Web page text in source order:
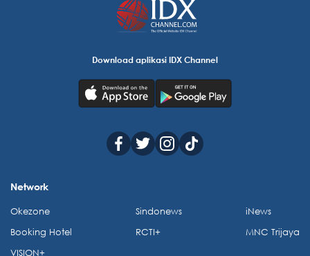
Download aplikasi IDX Channel
Network
Okezone
Booking Hotel
VISION+
Sindonews
RCTI+
iNews
MNC Trijaya